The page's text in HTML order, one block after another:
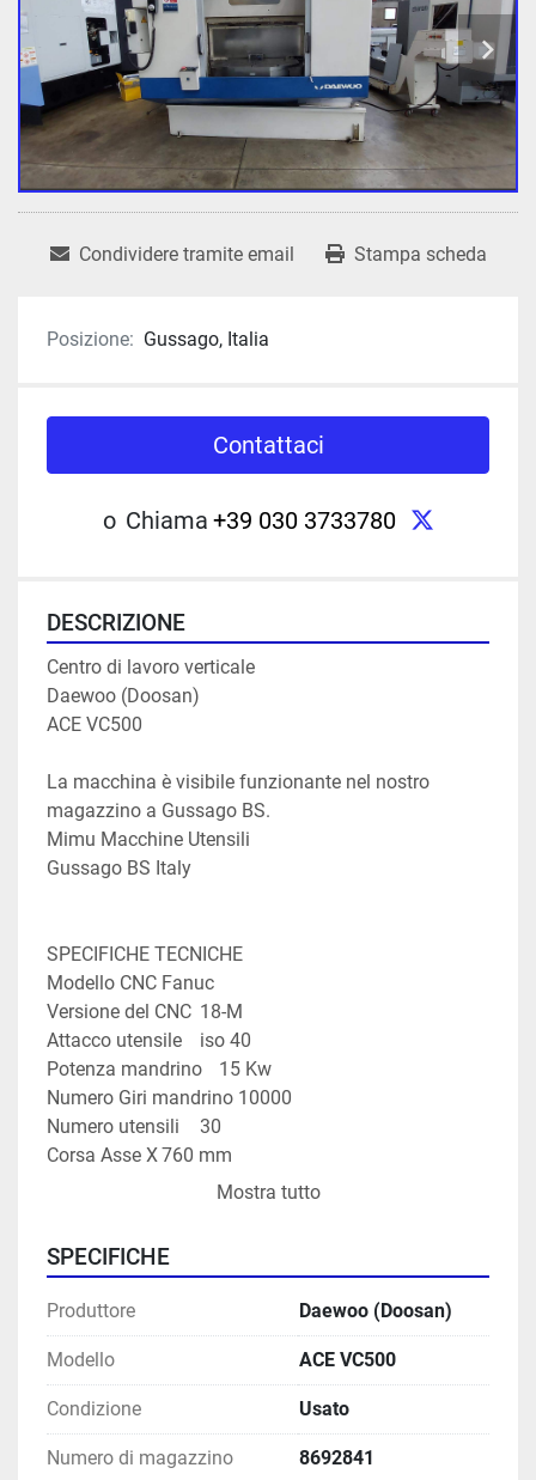
Condividere tramite email Stampa scheda
Posizione: Gussago, Italia
Contattaci
o Chiama +39 030 3733780
DESCRIZIONE
Centro di lavoro verticale
Daewoo (Doosan)
ACE VC500
La macchina è visibile funzionante nel nostro
magazzino a Gussago BS.
Mimu Macchine Utensili
Gussago BS Italy
SPECIFICHE TECNICHE
Modello CNC	Fanuc
Versione del CNC	18-M
Attacco utensile	iso 40
Potenza mandrino	15 Kw
Numero Giri mandrino	10000
Numero utensili	30
Corsa Asse X	760 mm
Corsa Asse Y	510 mm
Dimensione pallet	860x560 mm
Carico massimo consentito	300 Kg
Evacuatore truciolo	a tappeto
Marca	Daewoo
Modello	ACE VC500
Mostra tutto
SPECIFICHE
Produttore Daewoo (Doosan)
Modello ACE VC500
Condizione Usato
Numero di magazzino 8692841